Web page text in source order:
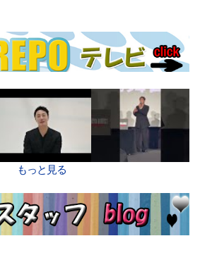
もっと見る